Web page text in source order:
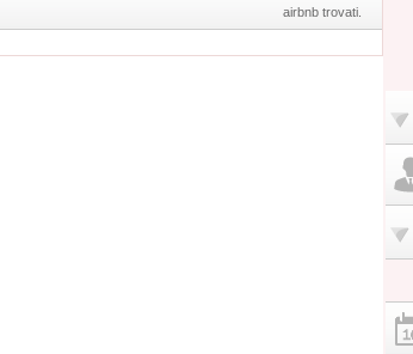
airbnb trovati.